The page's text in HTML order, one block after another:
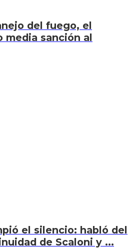
del fuego, el
media sanción al
el silencio: habló del
de Scaloni y ...